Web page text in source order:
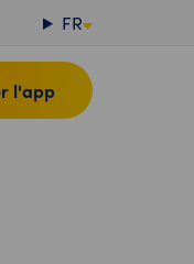
FR
l'app